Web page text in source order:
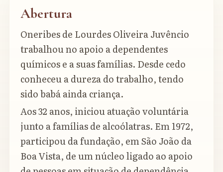
Abertura
Oneribes de Lourdes Oliveira Juvêncio
trabalhou no apoio a dependentes
químicos e a suas famílias. Desde cedo
conheceu a dureza do trabalho, tendo
sido babá ainda criança.
Aos 32 anos, iniciou atuação voluntária
junto a famílias de alcoólatras. Em 1972,
participou da fundação, em São João da
Boa Vista, de um núcleo ligado ao apoio